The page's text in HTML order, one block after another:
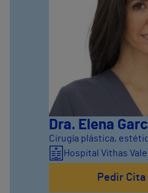
Dra. Elena
Cirugía plástica,
Hospital Vithas
Pedir Cita